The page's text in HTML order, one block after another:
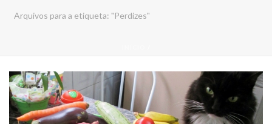
Arquivos para a etiqueta: "Perdizes"